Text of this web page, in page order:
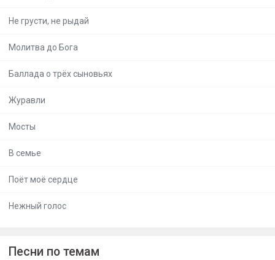
Не грусти, не рыдай
Молитва до Бога
Баллада о трёх сыновьях
Журавли
Мосты
В семье
Поёт моё сердце
Нежный голос
Песни по темам